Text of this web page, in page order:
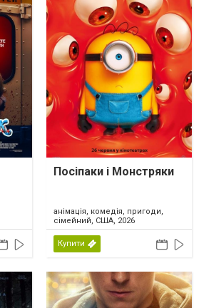
Посіпаки і Монстряки
анімація, комедія, пригоди,
сімейний, США, 2026
Купити